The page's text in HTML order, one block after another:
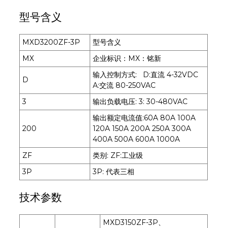
型号含义
MXD3200ZF-3P
型号含义
MX
企业标识：MX：铭新
D
输入控制方式: D:直流 4-32VDC
A:交流 80-250VAC
3
输出负载电压: 3: 30-480VAC
200
输出额定电流值:60A 80A 100A
120A 150A 200A 250A 300A
400A 500A 600A 1000A
ZF
类别: ZF:工业级
3P
3P: 代表三相
技术参数
MXD3150ZF-3P、